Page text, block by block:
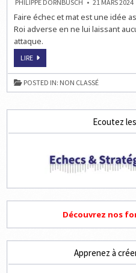
PHILIPPE DORNBUSCH 21 MARS 2024
Faire échec et mat est une idée
Roi adverse en ne lui laissant
attaque.
LIRETROUVEZ
ÉCHECS
ET
MAT
EN
3
POSTED IN: NON CLASSÉ
Ecoutez
Découvrez nos
Apprenez à